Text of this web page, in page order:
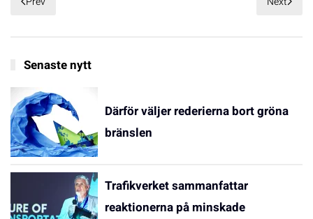
Senaste nytt
Därför väljer rederierna bort gröna
bränslen
Trafikverket sammanfattar
reaktionerna på minskade